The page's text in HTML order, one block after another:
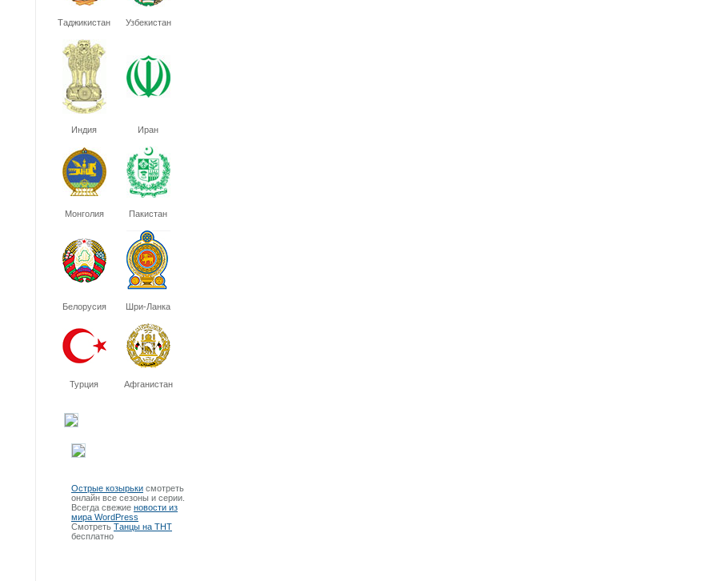
Таджикистан Узбекистан
Индия Иран
Монголия Пакистан
Белорусия Шри-Ланка
Турция Афганистан
Острые козырьки смотреть
онлайн все сезоны и серии.
Всегда свежие новости из
мира WordPress
Смотреть Танцы на ТНТ
бесплатно